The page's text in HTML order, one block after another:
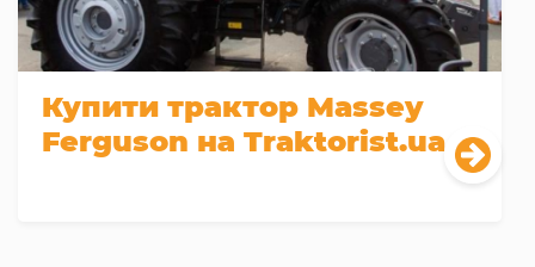
Купити трактор Massey
Ferguson на Traktorist.ua